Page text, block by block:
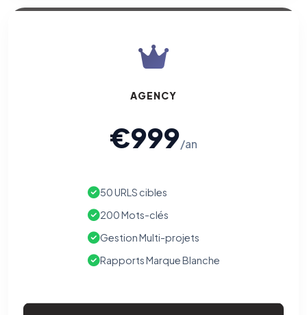
AGENCY
€999/an
50 URLS cibles
200 Mots-clés
Gestion Multi-projets
Rapports Marque Blanche